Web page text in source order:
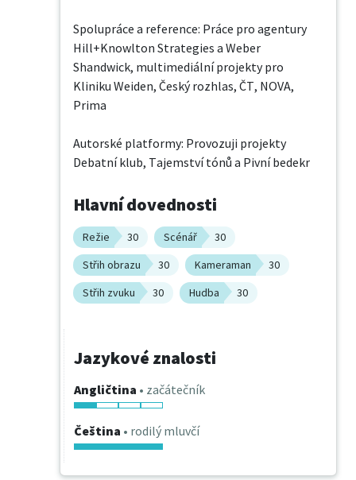
Spolupráce a reference: Práce pro agentury
Hill+Knowlton Strategies a Weber
Shandwick, multimediální projekty pro
Kliniku Weiden, Český rozhlas, ČT, NOVA,
Prima
Autorské platformy: Provozuji projekty
Debatní klub, Tajemství tónů a Pivní bedekr
Hlavní dovednosti
Režie 30 Scénář
30
Střih obrazu
30 Kameraman
30
Střih zvuku
30 Hudba 30
Jazykové znalosti
Angličtina • začátečník
Čeština • rodilý mluvčí